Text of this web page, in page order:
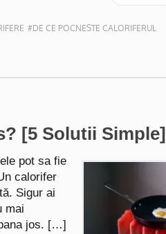
#DE CE POCNESTE CALORIFERUL
[5 Solutii Simple]
pot sa fie
calorifer
Sigur ai
mai
jos. […]